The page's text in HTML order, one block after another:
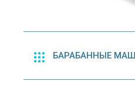
БАРАБАННЫЕ